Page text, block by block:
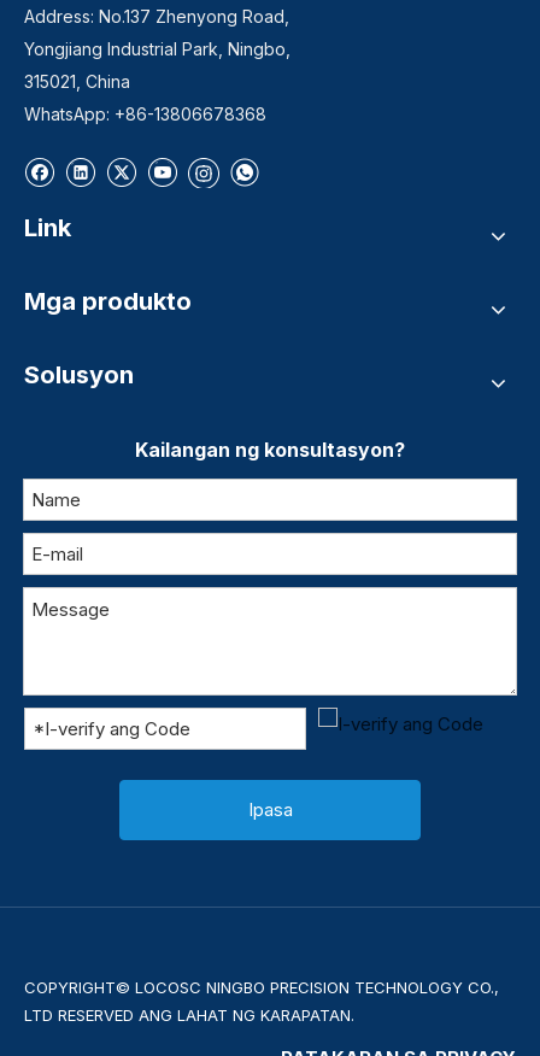
Address: No.137 Zhenyong Road,
Yongjiang Industrial Park, Ningbo,
315021, China
WhatsApp: +86-13806678368
Link
Mga produkto
Solusyon
Kailangan ng konsultasyon?
Ipasa
COPYRIGHT© LOCOSC NINGBO PRECISION TECHNOLOGY CO.,
LTD RESERVED ANG LAHAT NG KARAPATAN.